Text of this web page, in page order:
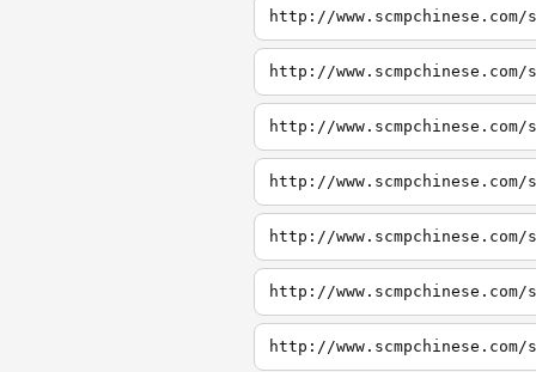
http://
http://
http://
http://
http://
http://
http://